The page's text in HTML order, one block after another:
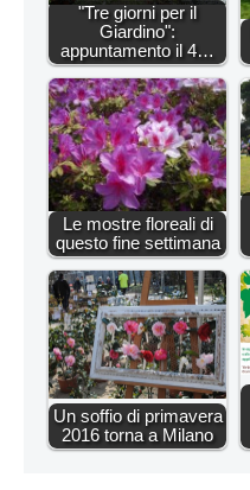
"Tre giorni per il
Giardino":
appuntamento il 4…
Le mostre floreali di
questo fine settimana
Un soffio di primavera
2016 torna a Milano